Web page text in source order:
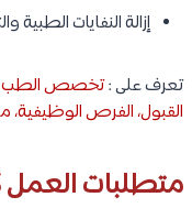
إزالة النفايات
تعرف على :تخصص الطب
القبول، الفرص
متطلبات العمل